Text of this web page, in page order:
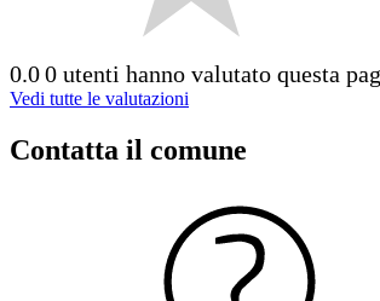
0.00 utenti hanno valutato questa
Vedi tutte le valutazioni
Contatta il comune